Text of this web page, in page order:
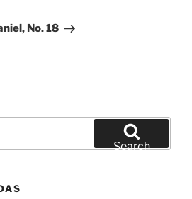
No. 18
Search